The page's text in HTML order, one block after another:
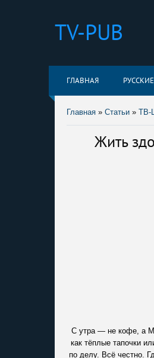
TV-PUB
ГЛАВНАЯ
Главная » Статьи » ТВ-
Жить
С утра — не кофе, а
как тёплые тапочки
по делу. Всё честно.